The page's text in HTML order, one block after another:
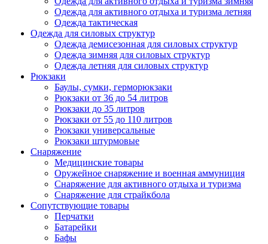
Одежда для активного отдыха и туризма летняя
Одежда тактическая
Одежда для силовых структур
Одежда демисезонная для силовых структур
Одежда зимняя для силовых структур
Одежда летняя для силовых структур
Рюкзаки
Баулы, сумки, герморюкзаки
Рюкзаки от 36 до 54 литров
Рюкзаки до 35 литров
Рюкзаки от 55 до 110 литров
Рюкзаки универсальные
Рюкзаки штурмовые
Снаряжение
Медицинские товары
Оружейное снаряжение и военная аммуниция
Снаряжение для активного отдыха и туризма
Снаряжение для страйкбола
Сопутствующие товары
Перчатки
Батарейки
Бафы